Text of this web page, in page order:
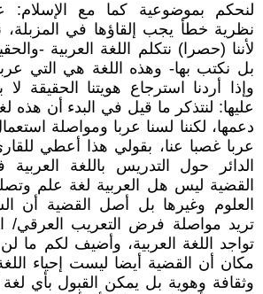
لنحكم بموضوعية كما مع الإسلام:
نظرية خطأ يجب إلقاؤها في
لأننا (حصرا) نتكلم اللغة العربية -
بل نكتب بها- وهذه اللغة هي التي
وإذا أردنا استرجاع هويتنا الحقيقة
عليها: لنتذكر ما قيل في البدء أن هذه
دعمها، لكننا لسنا عربا ومواصلة
عربا غصبا عنا، بقولي هذا أعطي
الدائر حول التدريس باللغة العربية
القضية ليس هل العربية لغة علم
العلوم وغيرها بل أصل القضية أن
تريد مواصلة فرض التعريب العرقي/
تواجد اللغة العربية، وأضيف لكم ما
مكان أن القضية أيضا ليست إحياء اللغة
وثقافة وهوية بل يمكن القبول بأي